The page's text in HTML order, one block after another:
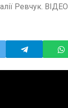
Ревчук. ВІДЕО